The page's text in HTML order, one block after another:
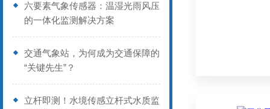
六要素气象传感器：温湿光雨风压
的一体化监测解决方案
交通气象站，为何成为交通保障的
“关键先生”？
立杆即测！水境传感立杆式水质监